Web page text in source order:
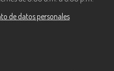
de datos personales